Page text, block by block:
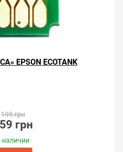
EPSON ECOTANK
199 грн
грн
наличии